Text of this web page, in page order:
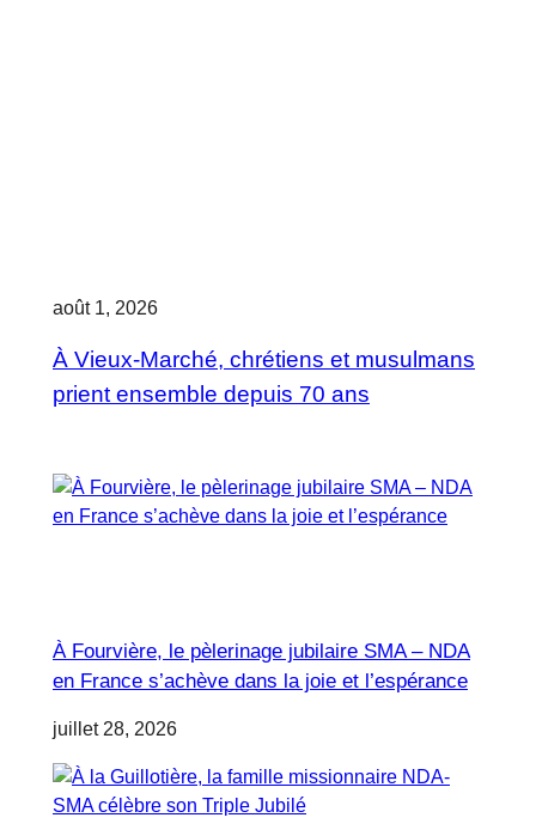
août 1, 2026
À Vieux-Marché, chrétiens et musulmans
prient ensemble depuis 70 ans
À Fourvière, le pèlerinage jubilaire SMA – NDA
en France s’achève dans la joie et l’espérance
juillet 28, 2026